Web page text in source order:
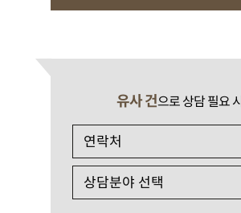
유사 건으로 상담 필요 시